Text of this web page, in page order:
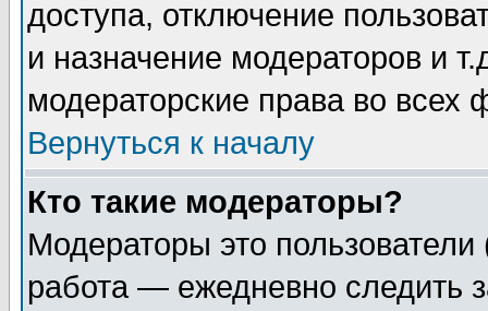
доступа, отключение
и назначение модераторов и
модераторские права во всех
Вернуться к началу
Кто такие модераторы?
Модераторы это
работа — ежедневно следить